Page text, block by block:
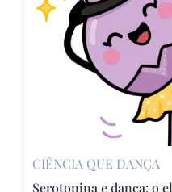
CIÊNCIA QUE DANÇA
Serotonina e dança: o